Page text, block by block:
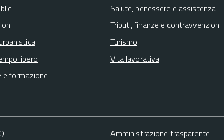
libero
e formazione
Salute, benessere e assistenza
Tributi, finanze e contravvenzioni
Turismo
Vita lavorativa
Amministrazione trasparente